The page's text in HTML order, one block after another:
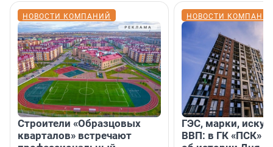
НОВОСТИ КОМПАНИЙ
Строители «Образцовых
кварталов» встречают
НОВОСТИ
ГЭС, марки,
ВВП: в ГК «ПСК»